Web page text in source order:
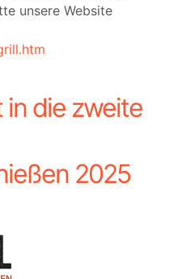
unsere Website
in die zweite
2025